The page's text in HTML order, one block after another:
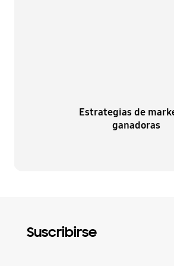
Estrategias de
ganadoras
Suscribirse